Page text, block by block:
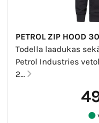
PETROL ZIP HOOD
Todella laadukas
Petrol Industries
2...